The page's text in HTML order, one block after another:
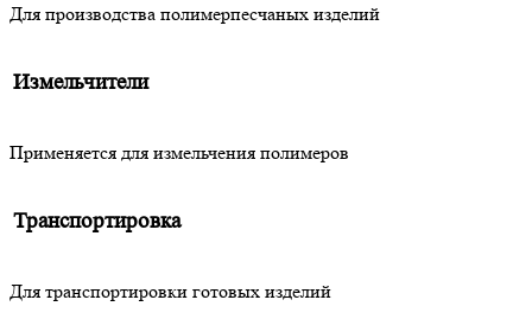
Для производства полимерпесчаных изделий
Измельчители
Применяется для измельчения полимеров
Транспортировка
Для транспортировки готовых изделий